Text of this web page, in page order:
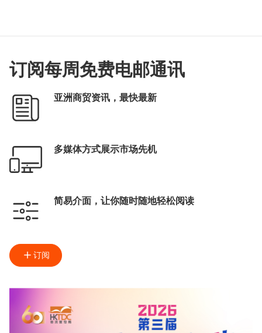
订阅每周免费电邮通讯
亚洲商贸资讯，最快最新
多媒体方式展示市场先机
简易介面，让你随时随地轻松阅读
订阅